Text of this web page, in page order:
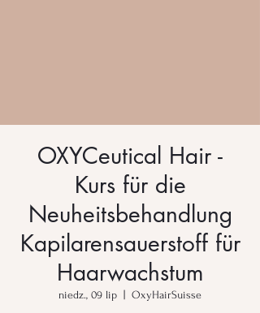
OXYCeutical Hair -
Kurs für die
Neuheitsbehandlung
Kapilarensauerstoff für
Haarwachstum
niedz., 09 lip OxyHairSuisse